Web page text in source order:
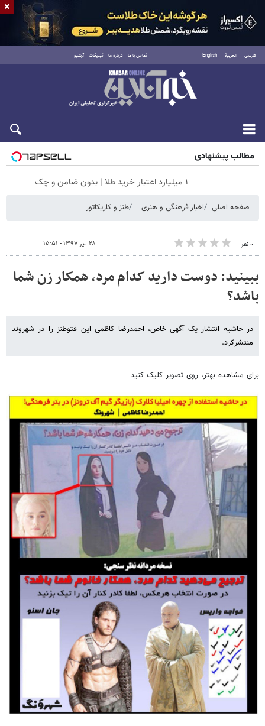
فارسی العربية English تماس با ما درباره ما تبلیغات آرشیو
شنبه ۱۷ مرداد ۱۴۰۵
مطالب پیشنهادی
۱ میلیارد اعتبار خرید طلا | بدون ضامن و چک
صفحه اصلی اخبار فرهنگی و هنری طنز و کاریکاتور
۰ نفر ۲۸ تیر ۱۳۹۷ - ۱۵:۵۱
ببینید: دوست دارید کدام مرد، همکار زن شما
باشد؟
در حاشیه انتشار یک آگهی خاص، احمدرضا کاظمی این فتوطنز را در شهروند
منتشرکرد.
برای مشاهده بهتر، روی تصویر کلیک کنید
×